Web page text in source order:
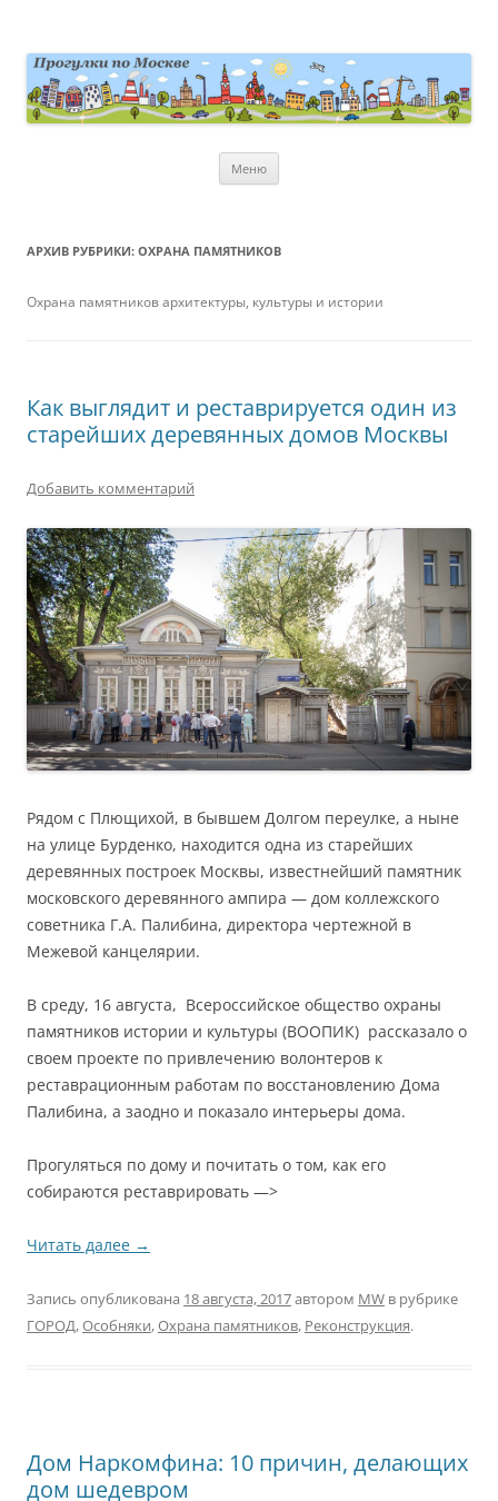
Меню
АРХИВ РУБРИКИ: ОХРАНА ПАМЯТНИКОВ
Охрана памятников архитектуры, культуры и истории
Как выглядит и реставрируется один из
старейших деревянных домов Москвы
Добавить комментарий
Рядом с Плющихой, в бывшем Долгом переулке, а ныне
на улице Бурденко, находится одна из старейших
деревянных построек Москвы, известнейший памятник
московского деревянного ампира — дом коллежского
советника Г.А. Палибина, директора чертежной в
Межевой канцелярии.
В среду, 16 августа, Всероссийское общество охраны
памятников истории и культуры (ВООПИК) рассказало о
своем проекте по привлечению волонтеров к
реставрационным работам по восстановлению Дома
Палибина, а заодно и показало интерьеры дома.
Прогуляться по дому и почитать о том, как его
собираются реставрировать —>
Читать далее →
Запись опубликована 18 августа, 2017автором MW в рубрике
ГОРОД,Особняки,Охрана памятников, Реконструкция.
Дом Наркомфина: 10 причин, делающих
дом шедевром